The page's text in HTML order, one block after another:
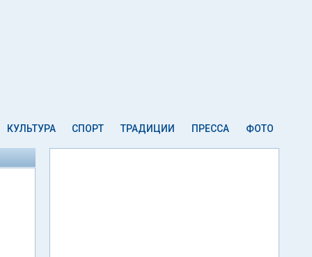
КУЛЬТУРА СПОРТ ТРАДИЦИИ ПРЕССА ФОТО